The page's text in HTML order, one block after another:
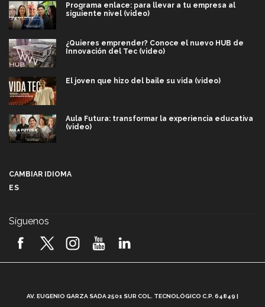
Programa enlace: para llevar a tu empresa al
siguiente nivel (video)
¿Quieres emprender? Conoce el nuevo HUB de
Innovación del Tec (video)
El joven que hizo del baile su vida (video)
Aula Futura: transformar la experiencia educativa
(video)
2026! (video)
CAMBIAR IDIOMA
ES
Síguenos
AV. EUGENIO GARZA SADA 2501 SUR COL. TECNOLÓGICO C.P. 64849 |